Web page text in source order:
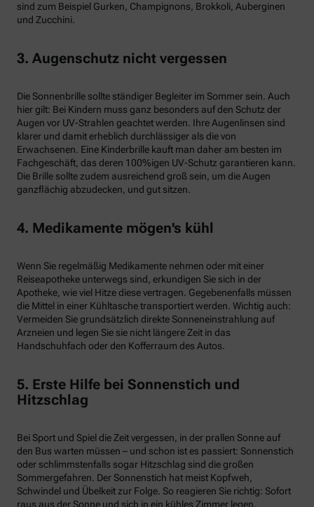
sind zum Beispiel Gurken, Champignons, Brokkoli, Auberginen
und Zucchini.
3. Augenschutz nicht vergessen
Die Sonnenbrille sollte ständiger Begleiter im Sommer sein. Auch
hier gilt: Bei Kindern muss ganz besonders auf den Schutz der
Augen vor UV-Strahlen geachtet werden. Ihre Augenlinsen sind
klarer und damit erheblich durchlässiger als die von
Erwachsenen. Eine Kinderbrille kauft man daher am besten im
Fachgeschäft, das deren 100%igen UV-Schutz garantieren kann.
Die Brille sollte zudem ausreichend groß sein, um die Augen
ganzflächig abzudecken, und gut sitzen.
4. Medikamente mögen's kühl
Wenn Sie regelmäßig Medikamente nehmen oder mit einer
Reiseapotheke unterwegs sind, erkundigen Sie sich in der
Apotheke, wie viel Hitze diese vertragen. Gegebenenfalls müssen
die Mittel in einer Kühltasche transportiert werden. Wichtig auch:
Vermeiden Sie grundsätzlich direkte Sonneneinstrahlung auf
Arzneien und legen Sie sie nicht längere Zeit in das
Handschuhfach oder den Kofferraum des Autos.
5. Erste Hilfe bei Sonnenstich und
Hitzschlag
Bei Sport und Spiel die Zeit vergessen, in der prallen Sonne auf
den Bus warten müssen – und schon ist es passiert: Sonnenstich
oder schlimmstenfalls sogar Hitzschlag sind die großen
Sommergefahren. Der Sonnenstich hat meist Kopfweh,
Schwindel und Übelkeit zur Folge. So reagieren Sie richtig: Sofort
raus aus der Sonne und sich in ein kühles Zimmer legen.